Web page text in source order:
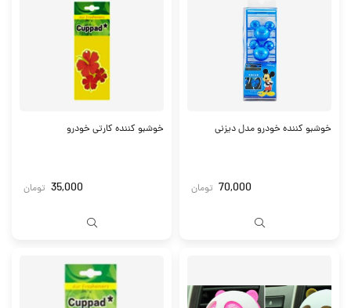
خوشبو کننده خودرو مدل دیزنی
70,000 تومان
خوشبو کننده کارتی خودرو
35,000 تومان